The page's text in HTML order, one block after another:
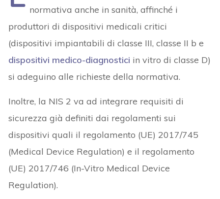
normativa anche in sanità, affinché i
produttori di dispositivi medicali critici
(dispositivi impiantabili di classe III, classe II b e
dispositivi medico-diagnostici in vitro di classe D)
si adeguino alle richieste della normativa.
Inoltre, la NIS 2 va ad integrare requisiti di
sicurezza già definiti dai regolamenti sui
dispositivi quali il regolamento (UE) 2017/745
(Medical Device Regulation) e il regolamento
(UE) 2017/746 (In-Vitro Medical Device
Regulation).